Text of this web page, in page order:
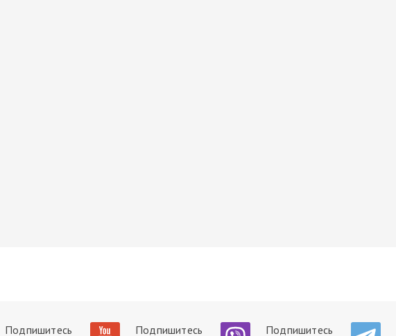
Подпишитесь Подпишитесь Подпишитесь